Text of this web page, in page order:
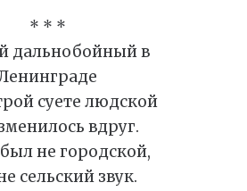
* * *
дальнобойный в
суете людской
вдруг.
не городской,
сельский звук.